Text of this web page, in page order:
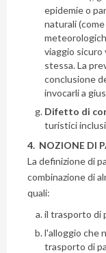
epidemie o
naturali
viaggio sicuro
stessa. La
conclusione
invocarli a
Difetto di
turistici
4. NOZIONE DI
La definizione di
combinazione di
quali:
il trasporto di
l'alloggio che
trasporto di